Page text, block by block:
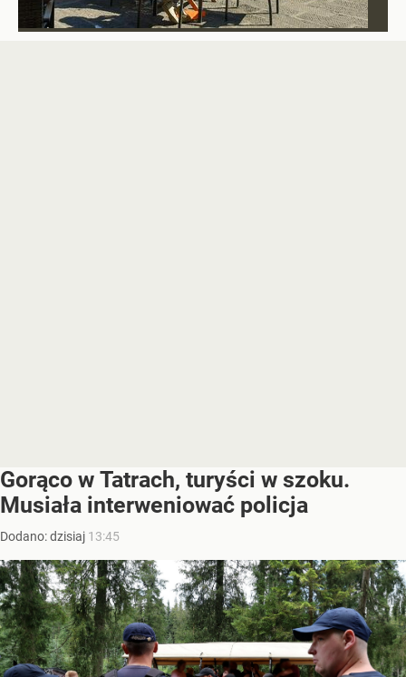
Gorąco w Tatrach, turyści w szoku.
Musiała interweniować policja
Dodano:dzisiaj 13:45